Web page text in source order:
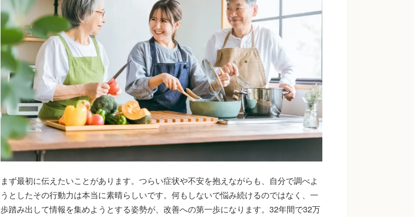
まず最初に伝えたいことがあります。つらい症状や不安を抱えながらも、自分で調べよ
うとしたその行動力は本当に素晴らしいです。何もしないで悩み続けるのではなく、一
歩踏み出して情報を集めようとする姿勢が、改善への第一歩になります。32年間で32万